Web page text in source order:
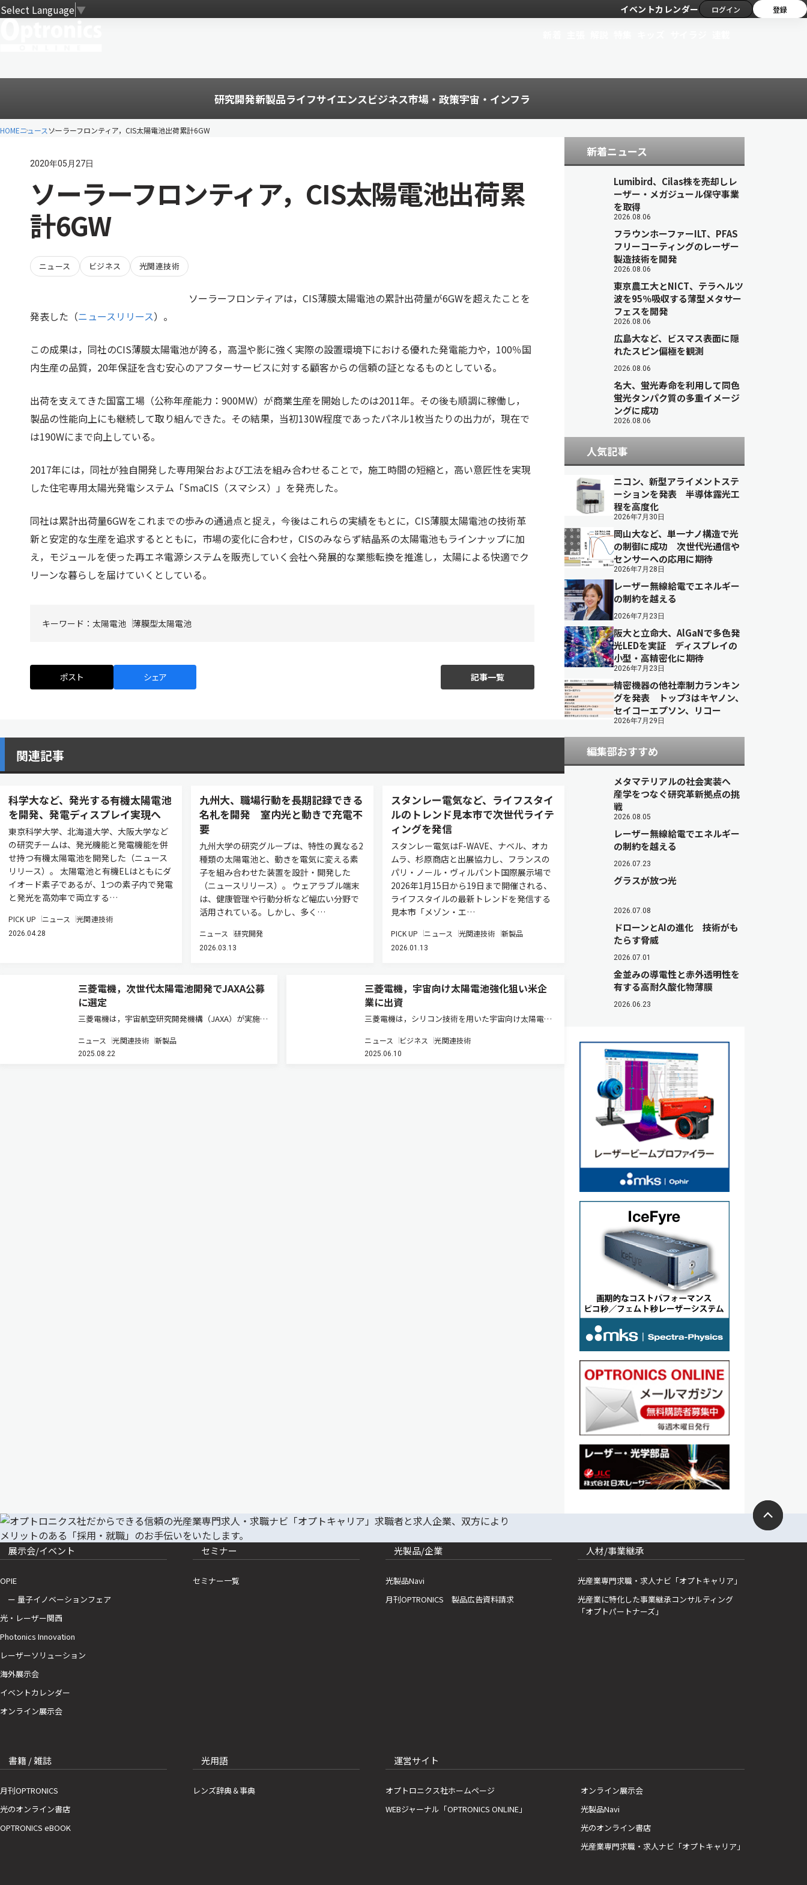
Select Language▼ イベントカレンダー ログイン 登録
研究開発新製品ライフサイエンスビジネス市場・政策宇宙・インフラ
HOMEニュースソーラーフロンティア，CIS太陽電池出荷累計6GW
2020年05月27日
ソーラーフロンティア，CIS太陽電池出荷累
計6GW
ニュース ビジネス 光関連技術
ソーラーフロンティアは，CIS薄膜太陽電池の累計出荷量が6GWを超えたことを
発表した（ニュースリリース）。
この成果は，同社のCIS薄膜太陽電池が誇る，高温や影に強く実際の設置環境下における優れた発電能力や，100％国
内生産の品質，20年保証を含む安心のアフターサービスに対する顧客からの信頼の証となるものとしている。
出荷を支えてきた国富工場（公称年産能力：900MW）が商業生産を開始したのは2011年。その後も順調に稼働し，
製品の性能向上にも継続して取り組んできた。その結果，当初130W程度であったパネル1枚当たりの出力が，現在で
は190Wにまで向上している。
2017年には，同社が独自開発した専用架台および工法を組み合わせることで，施工時間の短縮と，高い意匠性を実現
した住宅専用太陽光発電システム「SmaCIS（スマシス）」を発売した。
同社は累計出荷量6GWをこれまでの歩みの通過点と捉え，今後はこれらの実績をもとに，CIS薄膜太陽電池の技術革
新と安定的な生産を追求するとともに，市場の変化に合わせ，CISのみならず結晶系の太陽電池もラインナップに加
え，モジュールを使った再エネ電源システムを販売していく会社へ発展的な業態転換を推進し，太陽による快適でク
リーンな暮らしを届けていくとしている。
キーワード： 太陽電池 薄膜型太陽電池
ポスト シェア 記事一覧
関連記事
科学大など、発光する有機太陽電池
を開発、発電ディスプレイ実現へ
東京科学大学、北海道大学、大阪大学など
の研究チームは、発光機能と発電機能を併
せ持つ有機太陽電池を開発した（ニュース
リリース）。 太陽電池と有機ELはともにダ
イオード素子であるが、1つの素子内で発電
と発光を高効率で両立する…
PICK UP ニュース 光関連技術
2026.04.28
九州大、職場行動を長期記録できる
名札を開発 室内光と動きで充電不
要
九州大学の研究グループは、特性の異なる2
種類の太陽電池と、動きを電気に変える素
子を組み合わせた装置を設計・開発した
（ニュースリリース）。 ウェアラブル端末
は、健康管理や行動分析など幅広い分野で
活用されている。しかし、多く…
ニュース 研究開発
2026.03.13
スタンレー電気など、ライフスタイ
ルのトレンド見本市で次世代ライテ
ィングを発信
スタンレー電気はF-WAVE、ナベル、オカ
ムラ、杉原商店と出展協力し、フランスの
パリ・ノール・ヴィルパント国際展示場で
2026年1月15日から19日まで開催される、
ライフスタイルの最新トレンドを発信する
見本市「メゾン・エ…
PICK UP ニュース 光関連技術 新製品
2026.01.13
三菱電機，次世代太陽電池開発でJAXA公募
に選定
三菱電機は，宇宙航空研究開発機構（JAXA）が実施す
星サプライチェーン構築のための衛星部品・コンポー
ネントの開発・実証」（分野：衛星等）において，技
ニュース 光関連技術 新製品
2025.08.22
三菱電機，宇宙向け太陽電池強化狙い米企
業に出資
三菱電機は，シリコン技術を用いた宇宙向け太陽電池
Solestial（ソレスティアル）へ出資した（ニュースリ
リース）。 近年，人工衛星の小型化，低価格化が進
ニュース ビジネス 光関連技術
2025.06.10
新着ニュース
Lumibird、Cilas株を売却しレ
ーザー・メガジュール保守事業
を取得
2026.08.06
フラウンホーファーILT、PFAS
フリーコーティングのレーザー
製造技術を開発
2026.08.06
東京農工大とNICT、テラヘルツ
波を95％吸収する薄型メタサー
フェスを開発
2026.08.06
広島大など、ビスマス表面に隠
れたスピン偏極を観測
2026.08.06
名大、蛍光寿命を利用して同色
蛍光タンパク質の多重イメージ
ングに成功
2026.08.06
人気記事
ニコン、新型アライメントステ
ーションを発表 半導体露光工
程を高度化
2026年7月30日
岡山大など、単一ナノ構造で光
の制御に成功 次世代光通信や
センサーへの応用に期待
2026年7月28日
レーザー無線給電でエネルギー
の制約を越える
2026年7月23日
阪大と立命大、AlGaNで多色発
光LEDを実証 ディスプレイの
小型・高精密化に期待
2026年7月23日
精密機器の他社牽制力ランキン
グを発表 トップ3はキヤノン、
セイコーエプソン、リコー
2026年7月29日
編集部おすすめ
メタマテリアルの社会実装へ
産学をつなぐ研究革新拠点の挑
戦
2026.08.05
レーザー無線給電でエネルギー
の制約を越える
2026.07.23
グラスが放つ光
2026.07.08
ドローンとAIの進化 技術がも
たらす脅威
2026.07.01
金並みの導電性と赤外透明性を
有する高耐久酸化物薄膜
2026.06.23
展示会/イベント
OPIE
ー 量子イノベーションフェア
光・レーザー関西
Photonics Innovation
レーザーソリューション
海外展示会
イベントカレンダー
オンライン展示会
セミナー
セミナー一覧
光製品/企業
光製品Navi
月刊OPTRONICS 製品広告資料請求
人材/事業継承
光産業専門求職・求人ナビ「オプトキャリア」
光産業に特化した事業継承コンサルティング
「オプトパートナーズ」
書籍 / 雑誌
月刊OPTRONICS
光のオンライン書店
OPTRONICS eBOOK
光用語
レンズ辞典＆事典
運営サイト
オプトロニクス社ホームページ
WEBジャーナル「OPTRONICS ONLINE」
オンライン展示会
光製品Navi
光のオンライン書店
光産業専門求職・求人ナビ「オプトキャリア」